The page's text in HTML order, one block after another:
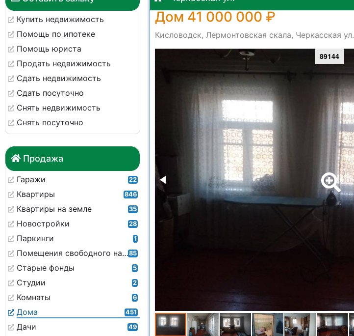
Купить недвижимость
Помощь по ипотеке
Помощь юриста
Продать недвижимость
Сдать недвижимость
Сдать посуточно
Снять недвижимость
Снять посуточно
Продажа
Гаражи 22
Квартиры 846
Квартиры на земле 35
Новостройки 28
Паркинги 1
Помещения свободного назначения85
Старые фонды 5
Студии 2
Комнаты 6
Дома 451
Дачи 49
Дом 41 000 000 ₽
Кисловодск, Лермонтовская скала, Черкасская ул.
89144